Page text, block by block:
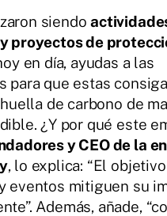
siendo
proyectos de
en día, ayudas a las
para que estas
de carbono de
¿Y por qué este
y CEO de la
, lo explica: “El
eventos mitiguen su
Además, añade,